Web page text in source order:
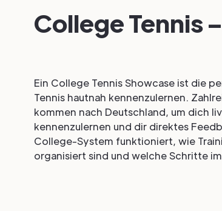
College Tennis
Ein College Tennis Showcase ist die
Tennis hautnah kennenzulernen.
kommen nach Deutschland, um dich
kennenzulernen und dir direktes
College-System funktioniert, wie
organisiert sind und welche Schritte